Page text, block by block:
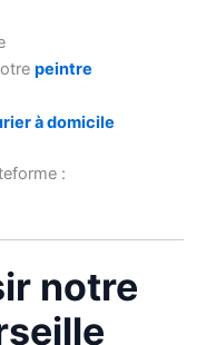
peintre
à domicile
:
notre